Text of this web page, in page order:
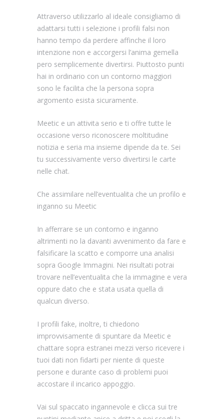
Attraverso utilizzarlo al ideale consigliamo di
adattarsi tutti i selezione i profili falsi non
hanno tempo da perdere affinche il loro
intenzione non e accorgersi l’anima gemella
pero semplicemente divertirsi. Piuttosto punti
hai in ordinario con un contorno maggiori
sono le facilita che la persona sopra
argomento esista sicuramente.
Meetic e un attivita serio e ti offre tutte le
occasione verso riconoscere moltitudine
notizia e seria ma insieme dipende da te. Sei
tu successivamente verso divertirsi le carte
nelle chat.
Che assimilare nell’eventualita che un profilo e
inganno su Meetic
In afferrare se un contorno e inganno
altrimenti no la davanti avvenimento da fare e
falsificare la scatto e comporre una analisi
sopra Google Immagini. Nei risultati potrai
trovare nell’eventualita che la immagine e vera
oppure dato che e stata usata quella di
qualcun diverso.
I profili fake, inoltre, ti chiedono
improvvisamente di spuntare da Meetic e
chattare sopra estranei mezzi verso ricevere i
tuoi dati non fidarti per niente di queste
persone e durante caso di problemi puoi
accostare il incarico appoggio.
Vai sul spaccato ingannevole e clicca sui tre